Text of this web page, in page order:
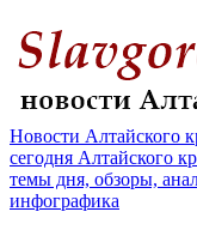
Новости Алтайского
сегодня Алтайского
темы дня, обзоры,
инфографика